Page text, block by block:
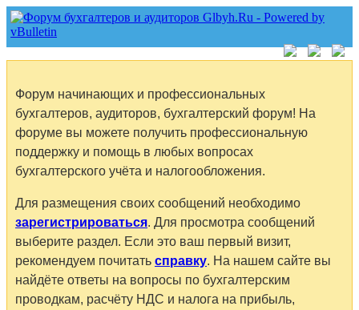
Форум начинающих и профессиональных
бухгалтеров, аудиторов, бухгалтерский форум! На
форуме вы можете получить профессиональную
поддержку и помощь в любых вопросах
бухгалтерского учёта и налогообложения.
Для размещения своих сообщений необходимо
зарегистрироваться. Для просмотра сообщений
выберите раздел. Если это ваш первый визит,
рекомендуем почитать справку. На нашем сайте вы
найдёте ответы на вопросы по бухгалтерским
проводкам, расчёту НДС и налога на прибыль,